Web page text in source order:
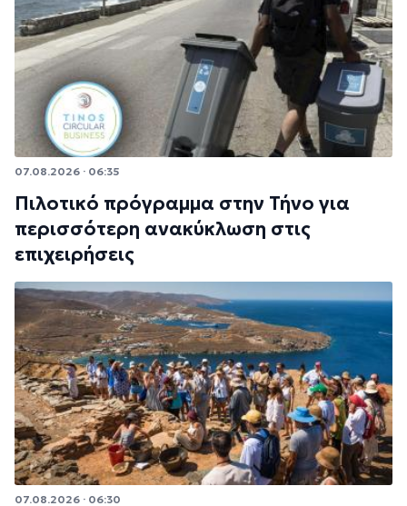
07.08.2026 · 06:35
Πιλοτικό πρόγραμμα στην Τήνο για
περισσότερη ανακύκλωση στις
επιχειρήσεις
07.08.2026 · 06:30